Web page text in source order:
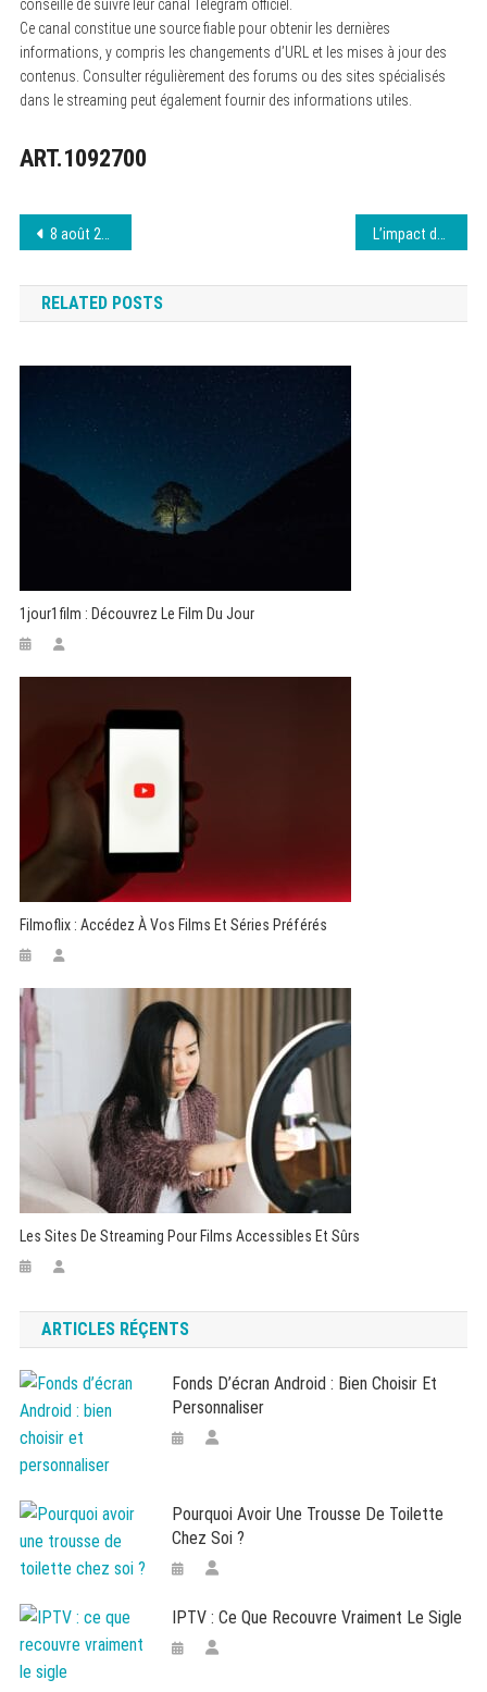
conseillé de suivre leur canal Telegram officiel.
Ce canal constitue une source fiable pour obtenir les dernières
informations, y compris les changements d’URL et les mises à jour des
contenus. Consulter régulièrement des forums ou des sites spécialisés
dans le streaming peut également fournir des informations utiles.
ART.1092700
Navigation
de
l’article
8 août 2026 Cpasbien : Guide complet pour télécharger
RELATED POSTS
1jour1film : Découvrez Le Film Du Jour
Filmoflix : Accédez À Vos Films Et Séries Préférés
Les Sites De Streaming Pour Films Accessibles Et Sûrs
ARTICLES RÉÇENTS
Fonds D’écran Android : Bien Choisir Et
Personnaliser
Pourquoi Avoir Une Trousse De Toilette
Chez Soi ?
IPTV : Ce Que Recouvre Vraiment Le Sigle